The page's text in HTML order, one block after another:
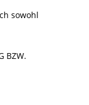
sowohl
BZW.